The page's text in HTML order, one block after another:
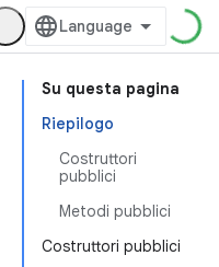
Su questa pagina
Riepilogo
Costruttori
pubblici
Metodi pubblici
Costruttori pubblici